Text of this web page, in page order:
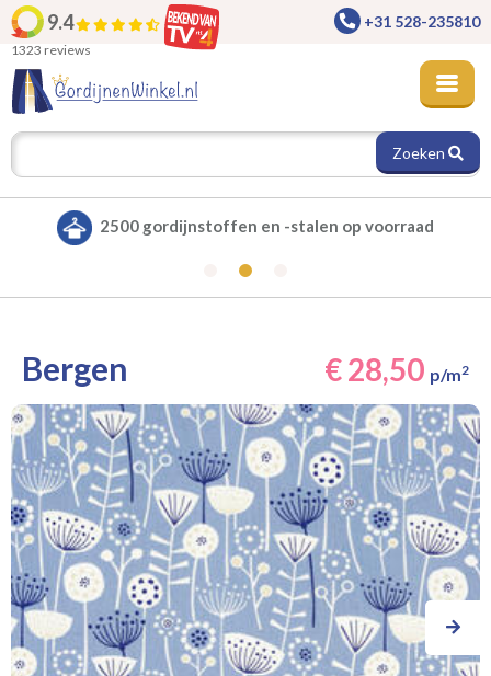
9.4
1323 reviews
+31 528-235810
Zoeken
Alle gordijnen verduisterend leverbaar
Bergen € 28,50 p/m2